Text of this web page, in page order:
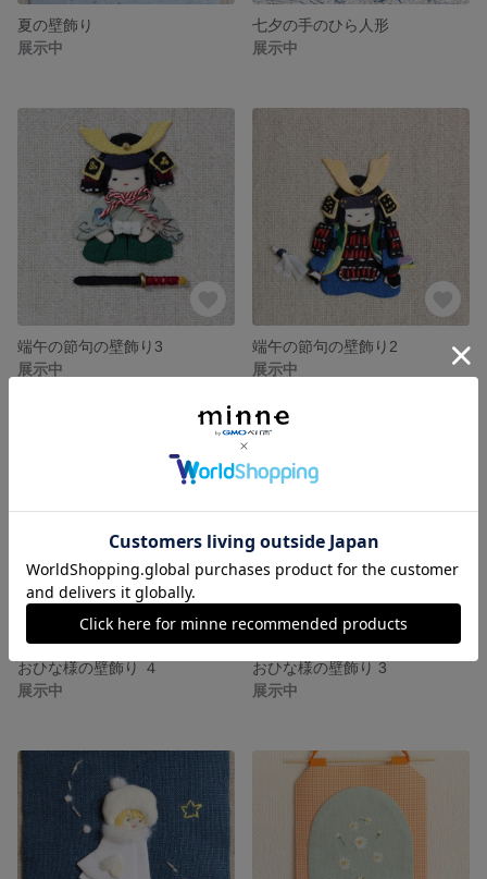
夏の壁飾り
展示中
七夕の手のひら人形
展示中
端午の節句の壁飾り3
展示中
端午の節句の壁飾り2
展示中
おひな様の壁飾り ４
展示中
おひな様の壁飾り 3
展示中